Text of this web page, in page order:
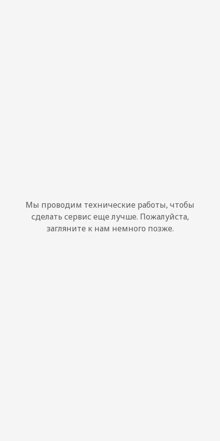
Мы проводим технические работы, чтобы
сделать сервис еще лучше. Пожалуйста,
загляните к нам немного позже.